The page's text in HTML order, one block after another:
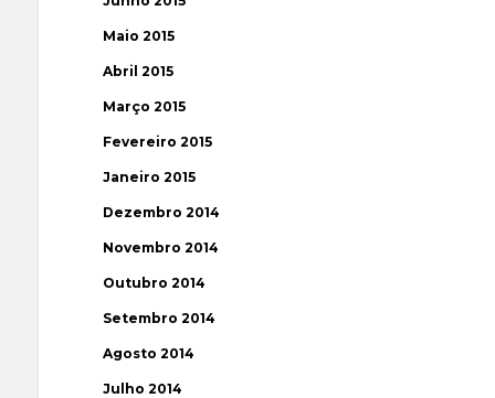
Maio 2015
Abril 2015
Março 2015
Fevereiro 2015
Janeiro 2015
Dezembro 2014
Novembro 2014
Outubro 2014
Setembro 2014
Agosto 2014
Julho 2014